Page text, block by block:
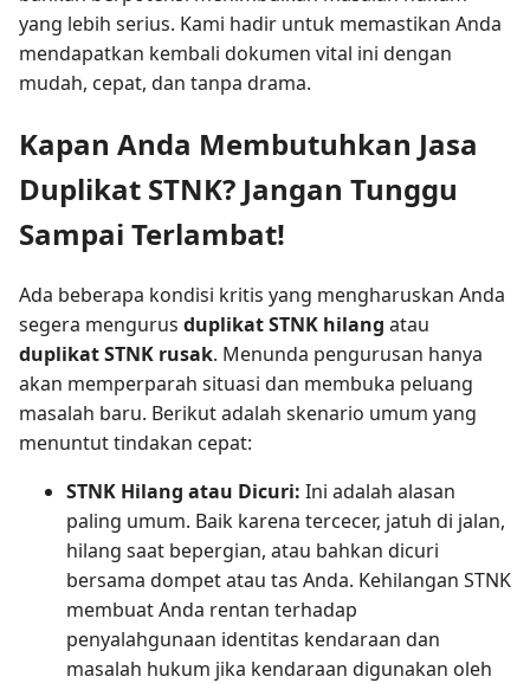
yang lebih serius. Kami hadir untuk memastikan Anda
mendapatkan kembali dokumen vital ini dengan
mudah, cepat, dan tanpa drama.
Kapan Anda Membutuhkan Jasa
Duplikat STNK? Jangan Tunggu
Sampai Terlambat!
Ada beberapa kondisi kritis yang mengharuskan Anda
segera mengurus duplikat STNK hilang atau
duplikat STNK rusak. Menunda pengurusan hanya
akan memperparah situasi dan membuka peluang
masalah baru. Berikut adalah skenario umum yang
menuntut tindakan cepat:
STNK Hilang atau Dicuri: Ini adalah alasan
paling umum. Baik karena tercecer, jatuh di jalan,
hilang saat bepergian, atau bahkan dicuri
bersama dompet atau tas Anda. Kehilangan STNK
membuat Anda rentan terhadap
penyalahgunaan identitas kendaraan dan
masalah hukum jika kendaraan digunakan oleh